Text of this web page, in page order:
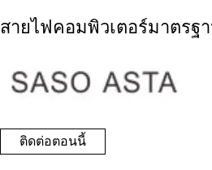
สายไฟคอมพิวเตอร์มาตรฐ
ติดต่อตอนนี้